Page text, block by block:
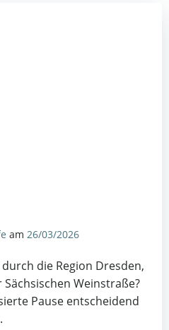
am 26/03/2026
die Region Dresden,
Weinstraße?
Pause entscheidend